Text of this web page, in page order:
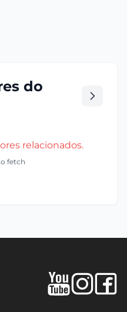
do
relacionados.
fetch